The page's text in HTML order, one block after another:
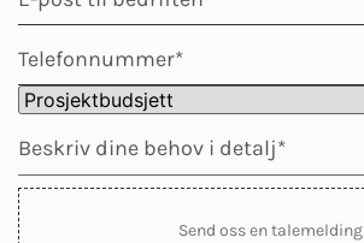
Send oss en talemelding